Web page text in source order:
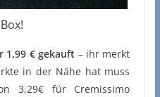
1,99 € gekauft – ihr merkt
in der Nähe hat muss
3,29€ für Cremissimo